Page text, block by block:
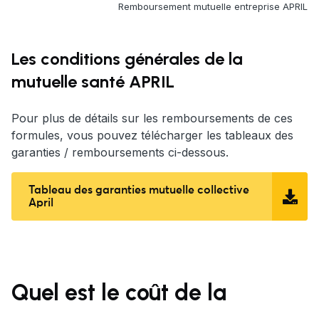
Remboursement mutuelle entreprise APRIL
Les conditions générales de la
mutuelle santé APRIL
Pour plus de détails sur les remboursements de ces
formules, vous pouvez télécharger les tableaux des
garanties / remboursements ci-dessous.
Tableau des garanties mutuelle collective
April
Quel est le coût de la